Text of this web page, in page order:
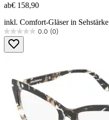
ab€ 158,90
inkl. Comfort-Gläser in Sehstärke
0.0 (0)
0.0
von
5